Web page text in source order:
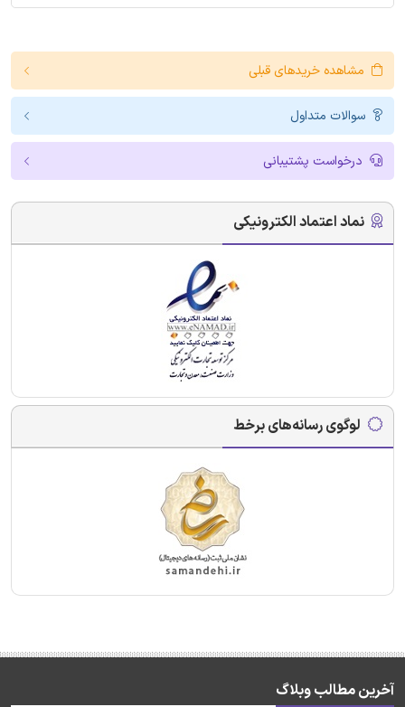
مشاهده خریدهای قبلی
سوالات متداول
درخواست پشتیبانی
نماد اعتماد الکترونیکی
لوگوی رسانه‌های برخط
آخرین مطالب وبلاگ